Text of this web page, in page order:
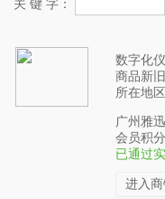
关 键 字：
数字化仪
商品新
所在地
广州雅
会员积
已通过
进入